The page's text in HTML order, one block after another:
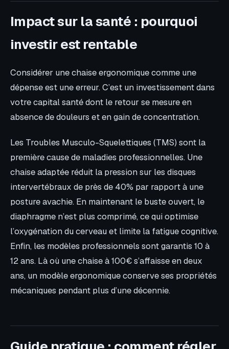
Impact sur la santé : pourquoi
investir est rentable
Considérer une chaise ergonomique comme une
dépense est une erreur. C’est un investissement dans
votre capital santé dont le retour se mesure en
absence de douleurs et en gain de concentration.
Les Troubles Musculo-Squelettiques (TMS) sont la
première cause de maladies professionnelles. Une
chaise adaptée réduit la pression sur les disques
intervertébraux de près de 40% par rapport à une
posture avachie. En maintenant le buste ouvert, le
diaphragme n’est plus comprimé, ce qui optimise
l’oxygénation du cerveau et limite la fatigue cognitive.
Enfin, les modèles professionnels sont garantis 10 à
12 ans. Là où une chaise à 100€ s’affaisse en deux
ans, un modèle ergonomique conserve ses propriétés
mécaniques pendant plus d’une décennie.